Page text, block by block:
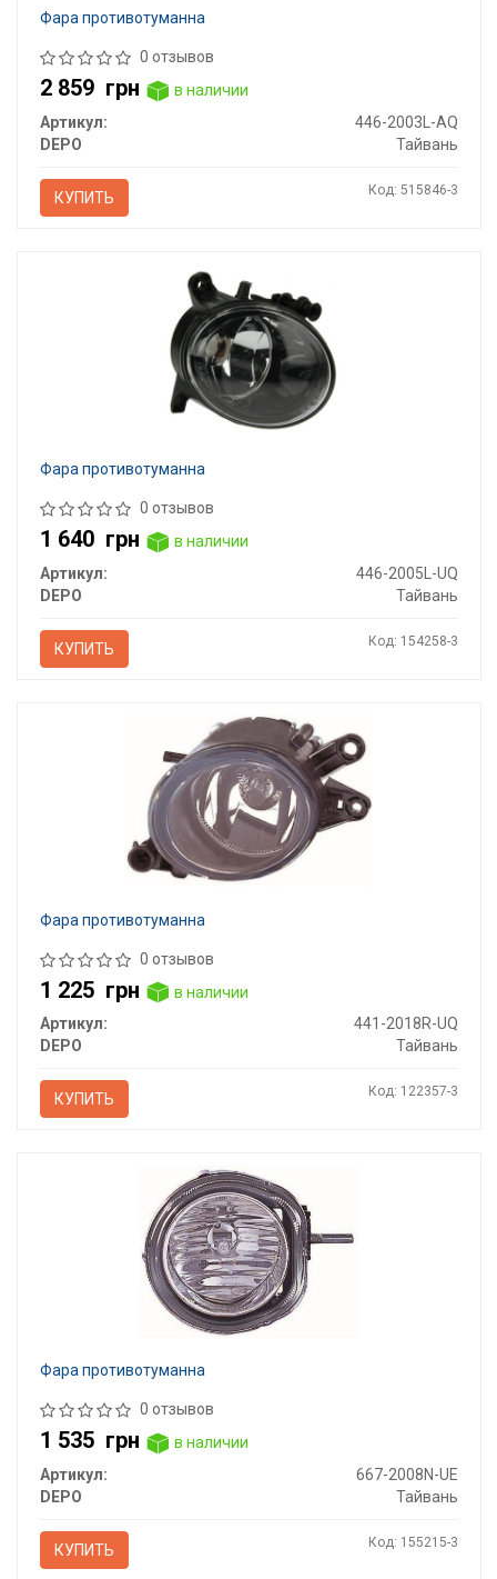
Фара противотуманна
0 отзывов
2 859 грн
в наличии
Артикул:
446-2003L-AQ
DEPO
Тайвань
КУПИТЬ Код: 515846-3
Фара противотуманна
0 отзывов
1 640 грн
в наличии
Артикул:
446-2005L-UQ
DEPO
Тайвань
КУПИТЬ Код: 154258-3
Фара противотуманна
0 отзывов
1 225 грн
в наличии
Артикул:
441-2018R-UQ
DEPO
Тайвань
КУПИТЬ Код: 122357-3
Фара противотуманна
0 отзывов
1 535 грн
в наличии
Артикул:
667-2008N-UE
DEPO
Тайвань
КУПИТЬ Код: 155215-3